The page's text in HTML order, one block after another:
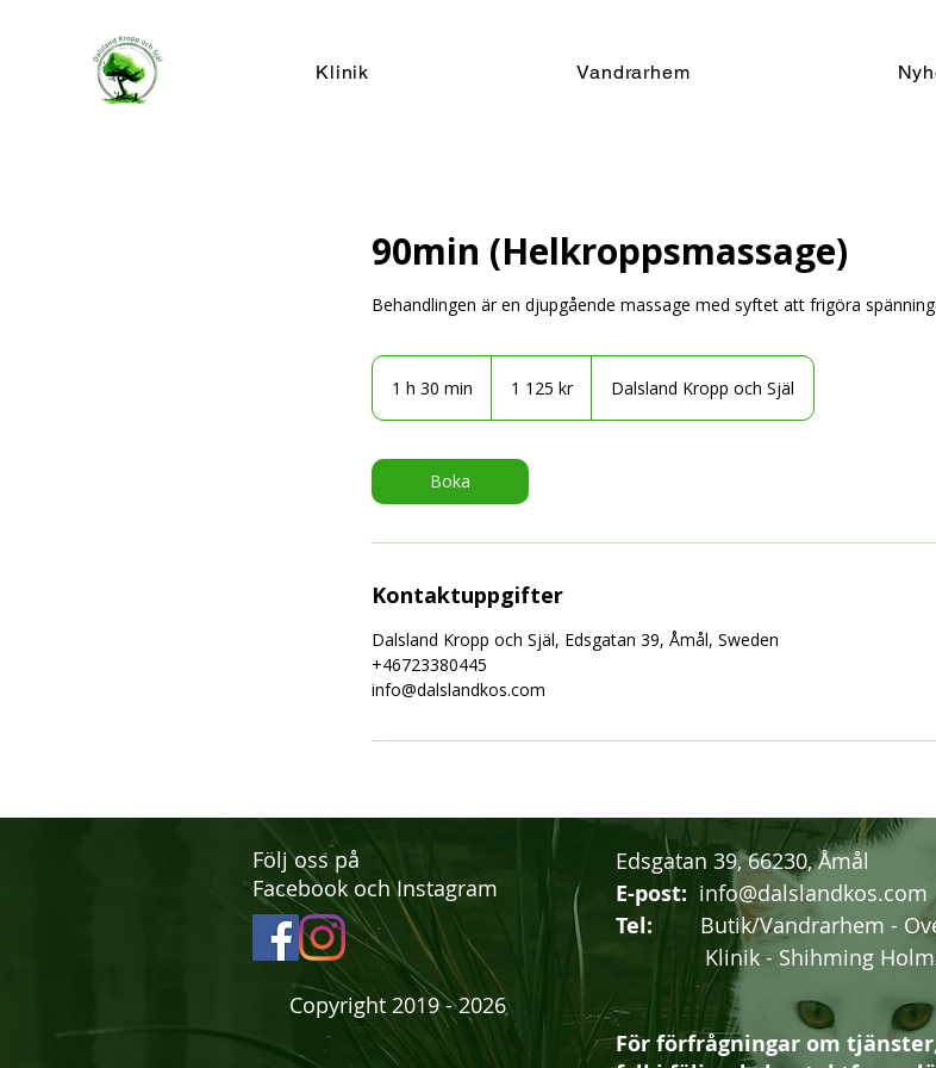
Klinik Vandrarhem
90min (Helkroppsmassage)
Behandlingen är en djupgående massage med syftet att frigöra
1 h 30 min
m
kronor1 125 kr Dalsland Kropp och Själ
Boka
Kontaktuppgifter
Dalsland Kropp och Själ, Edsgatan 39, Åmål, Sweden
+46723380445
info@dalslandkos.com
Följ oss på
Facebook och Instagram
Copyright 2019 - 2026
Edsgatan 39, 66230, Åmål
E-post: info@dalslandkos.com
Tel:
Butik/Vandrarhem - Ove
Klinik - Shihming
För förfrågningar om